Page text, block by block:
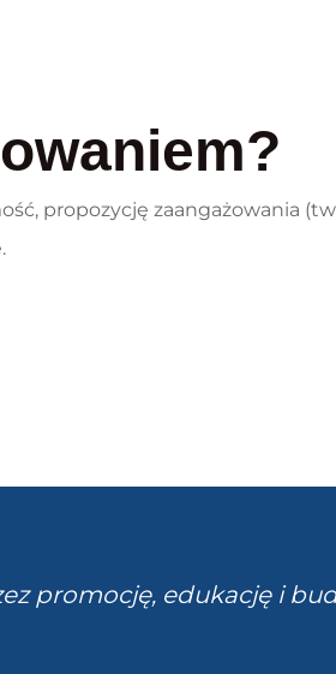
propozycję zaangażowania
promocję, edukację i